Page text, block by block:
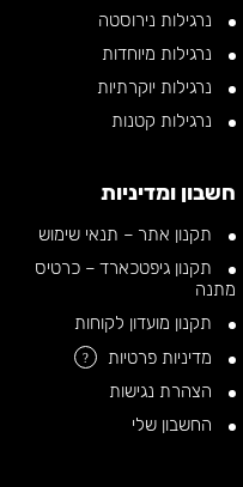
נרגילות נירוסטה
נרגילות מיוחדות
נרגילות יוקרתיות
נרגילות קטנות
חשבון ומדיניות
תקנון אתר – תנאי שימוש
תקנון גיפטכארד – כרטיס
מתנה
תקנון מועדון לקוחות
מדיניות פרטיות
?
הצהרת נגישות
החשבון שלי